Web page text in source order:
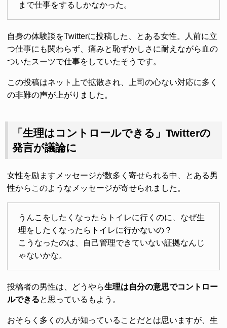
まで仕事をするしかなかった。
自身の体験談をTwitterに投稿した、とある女性。人前に立
つ仕事にも関わらず、痛みと恥ずかしさに耐えながら血の
ついたスーツで仕事をしていたそうです。
この投稿はネット上で拡散され、上司の心ない対応に多く
の非難の声が上がりました。
「生理はコントロールできる」Twitterの
発言が議論に
女性を励ますメッセージが数多く寄せられる中、とある男
性からこのようなメッセージが寄せられました。
うんこをしたくなったらトイレに行くのに、なぜ生
理をしたくなったらトイレに行かないの？
こうなったのは、自己管理できていない証拠なんじ
ゃないかな。
投稿者の男性は、どうやら生理は自分の意思でコントロー
ルできると思っているもよう。
おそらく多くの人が知っていることだとは思いますが、生